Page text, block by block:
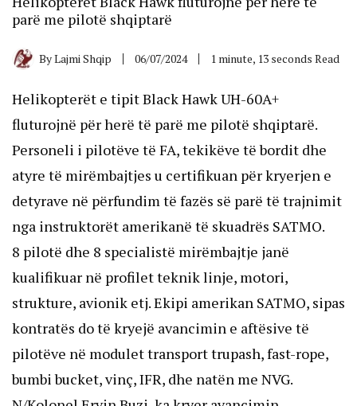
parë me pilotë shqiptarë
ByLajmi Shqip 06/07/2024 1 minute, 13 seconds Read
Helikopterët e tipit Black Hawk UH-60A+
fluturojnë për herë të parë me pilotë shqiptarë.
Personeli i pilotëve të FA, tekikëve të bordit dhe
atyre të mirëmbajtjes u certifikuan për kryerjen e
detyrave në përfundim të fazës së parë të trajnimit
nga instruktorët amerikanë të skuadrës SATMO.
8 pilotë dhe 8 specialistë mirëmbajtje janë
kualifikuar në profilet teknik linje, motori,
strukture, avionik etj. Ekipi amerikan SATMO, sipas
kontratës do të kryejë avancimin e aftësive të
pilotëve në modulet transport trupash, fast-rope,
bumbi bucket, vinç, IFR, dhe natën me NVG.